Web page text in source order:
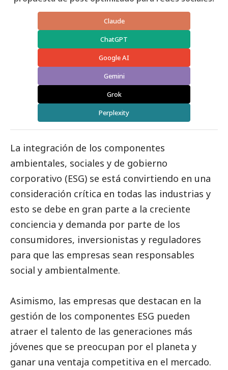
Claude
ChatGPT
Google AI
Gemini
Grok
Perplexity
La integración de los componentes
ambientales, sociales y de gobierno
corporativo (ESG) se está convirtiendo en una
consideración crítica en todas las industrias y
esto se debe en gran parte a la creciente
conciencia y demanda por parte de los
consumidores, inversionistas y reguladores
para que las empresas sean responsables
social y ambientalmente.
Asimismo, las empresas que destacan en la
gestión de los componentes ESG pueden
atraer el talento de las generaciones más
jóvenes que se preocupan por el planeta y
ganar una ventaja competitiva en el mercado.